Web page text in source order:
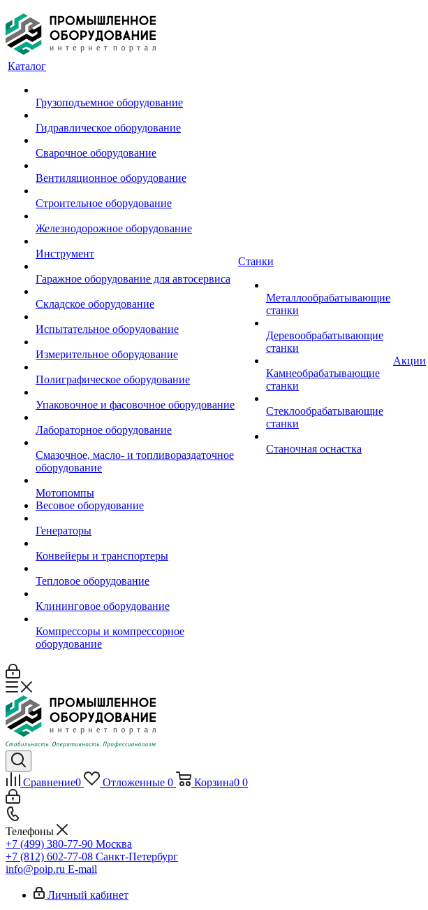
Каталог
Грузоподъемное оборудование
Гидравлическое оборудование
Сварочное оборудование
Вентиляционное оборудование
Строительное оборудование
Железнодорожное оборудование
Инструмент
Гаражное оборудование для автосервиса
Складское оборудование
Испытательное оборудование
Измерительное оборудование
Полиграфическое оборудование
Упаковочное и фасовочное оборудование
Лабораторное оборудование
Смазочное, масло- и топливораздаточное
оборудование
Мотопомпы
Весовое оборудование
Генераторы
Конвейеры и транспортеры
Тепловое оборудование
Клининговое оборудование
Компрессоры и компрессорное
оборудование
Станки
Металлообрабатывающие
станки
Деревообрабатывающие
станки
Камнеобрабатывающие
станки
Стеклообрабатывающие
станки
Станочная оснастка
Акции
Сравнение0 Отложенные 0 Корзина0 0
Телефоны
+7 (499) 380-77-90 Москва
+7 (812) 602-77-08 Санкт-Петербург
info@poip.ru E-mail
Личный кабинет